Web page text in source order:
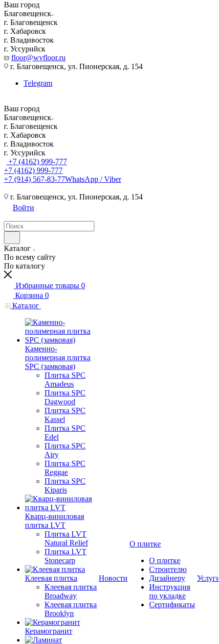
Ваш город
Благовещенск
г. Благовещенск
г. Хабаровск
г. Владивосток
г. Уссурийск
floor@wvfloor.ru
г. Благовещенск, ул. Пионерская, д. 154
Telegram
Ваш город
Благовещенск
г. Благовещенск
г. Хабаровск
г. Владивосток
г. Уссурийск
+7 (4162) 999-777
+7 (4162) 999-777
+7 (914) 567-83-77WhatsApp / Viber
г. Благовещенск, ул. Пионерская, д. 154
Войти
Каталог
По всему сайту
По каталогу
Избранные товары 0
Корзина 0
Каталог
Каменно-
полимерная плитка
SPC (замковая)
Плитка SPC
Amadeus
Плитка SPC
Dagwood
Плитка SPC
Kassel
Плитка SPC
Edel
Плитка SPC
Airy
Плитка SPC
Reggae
Плитка SPC
Kiparis
Кварц-виниловая
плитка LVT
Плитка LVT
Natural Relief
Плитка LVT
Stonecarp
Клеевая плитка
Клеевая плитка
Broadway
Клеевая плитка
Brooklyn
Керамогранит
Новости
О плитке
О плитке
Строителю
Дизайнеру
Инструкция
по укладке
Сертификаты